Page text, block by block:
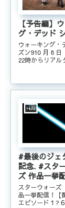
【予告編】
グ・デッド
ウォーキング・
ズン910 月 8
22時からリアル
ォーキング・デ
ージを見る
見放題！今すぐ
し！
Hulu
#最後のジェ
記念. #スタ
ズ 作品一挙
#Hulu
スターウォー
品一挙配信！【
エピソード１?